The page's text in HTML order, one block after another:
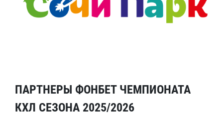
ПАРТНЕРЫ ФОНБЕТ ЧЕМПИОНАТА
КХЛ СЕЗОНА 2025/2026